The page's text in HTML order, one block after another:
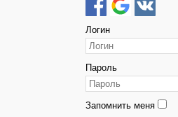
Логин
Пароль
Запомнить меня